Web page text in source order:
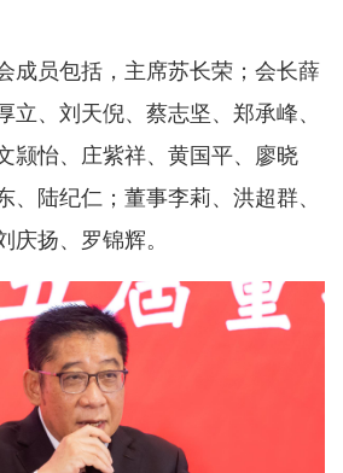
成员包括，主席苏长荣；会长薛
立、刘天倪、蔡志坚、郑承峰、
颕怡、庄紫祥、黄国平、廖晓
、陆纪仁；董事李莉、洪超群、
庆扬、罗锦辉。